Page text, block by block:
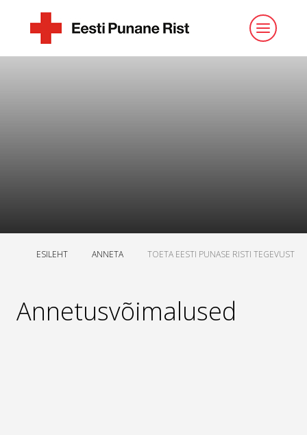
ESILEHT ANNETA TOETA EESTI PUNASE RISTI TEGEVUST
Annetusvõimalused